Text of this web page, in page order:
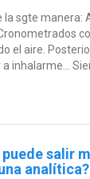
sgte manera:
el aire.
inhalarme...
salir
analítica?